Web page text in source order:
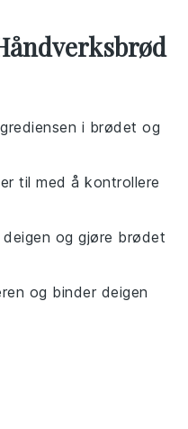
i brødet og
til med å kontrollere
og gjøre brødet
og binder deigen